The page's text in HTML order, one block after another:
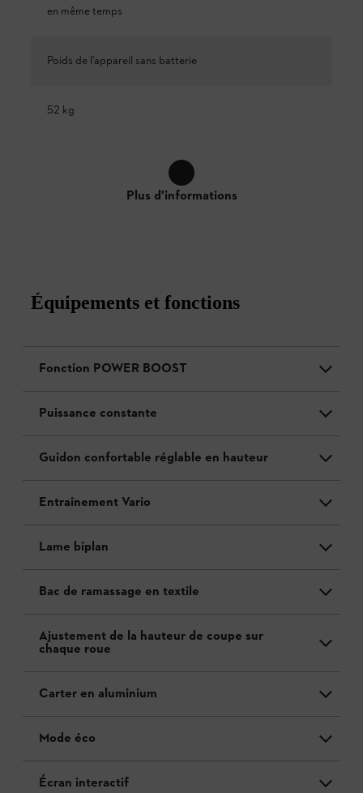
en même temps
Poids de l’appareil sans batterie
52 kg
Plus d'informations
Équipements et fonctions
Fonction POWER BOOST
Puissance constante
Guidon confortable réglable en hauteur
Entraînement Vario
Lame biplan
Bac de ramassage en textile
Ajustement de la hauteur de coupe sur
chaque roue
Carter en aluminium
Mode éco
Écran interactif